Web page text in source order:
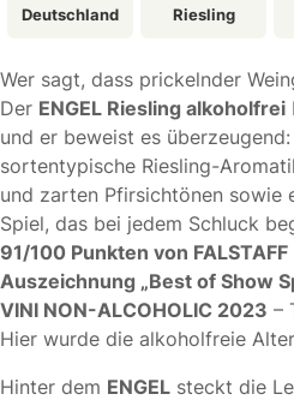
Deutschland Riesling
Wer sagt, dass prickelnder
Der ENGEL Riesling alkoholfrei
und er beweist es
sortentypische Riesling-
und zarten Pfirsichtönen sowie
Spiel, das bei jedem Schluck
91/100 Punkten von FALSTAFF
Auszeichnung „Best of Show
VINI NON-ALCOHOLIC 2023 –
Hier wurde die alkoholfreie
Hinter dem ENGEL steckt die